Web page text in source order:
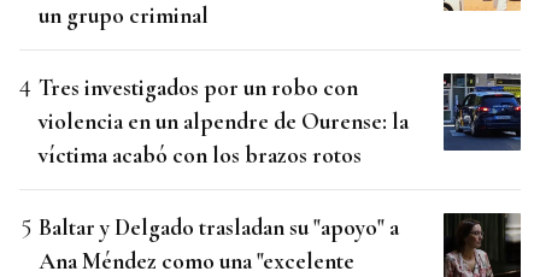
un grupo criminal
Tres investigados por un robo con
violencia en un alpendre de Ourense: la
víctima acabó con los brazos rotos
Baltar y Delgado trasladan su "apoyo" a
Ana Méndez como una "excelente